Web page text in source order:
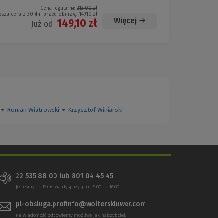
Cena regularna: 213,00 zł
cena z 30 dni przed obniżką: 149,10 zł
Już od: 149,10 zł Więcej
● Roman Wiatrowski ● Krzysztof Winiarski
22 535 88 00 lub 801 04 45 45
Jesteśmy do Państwa dyspozycji od 8:00 do 16:00
pl-obsluga.profinfo@wolterskluwer.com
Na wiadomość odpowiemy możliwe jak najszybciej.